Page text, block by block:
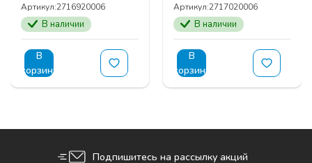
Артикул:2716920006
В наличии
В
корзину
Артикул:2717020006
В наличии
В
корзину
Подпишитесь на рассылку акций